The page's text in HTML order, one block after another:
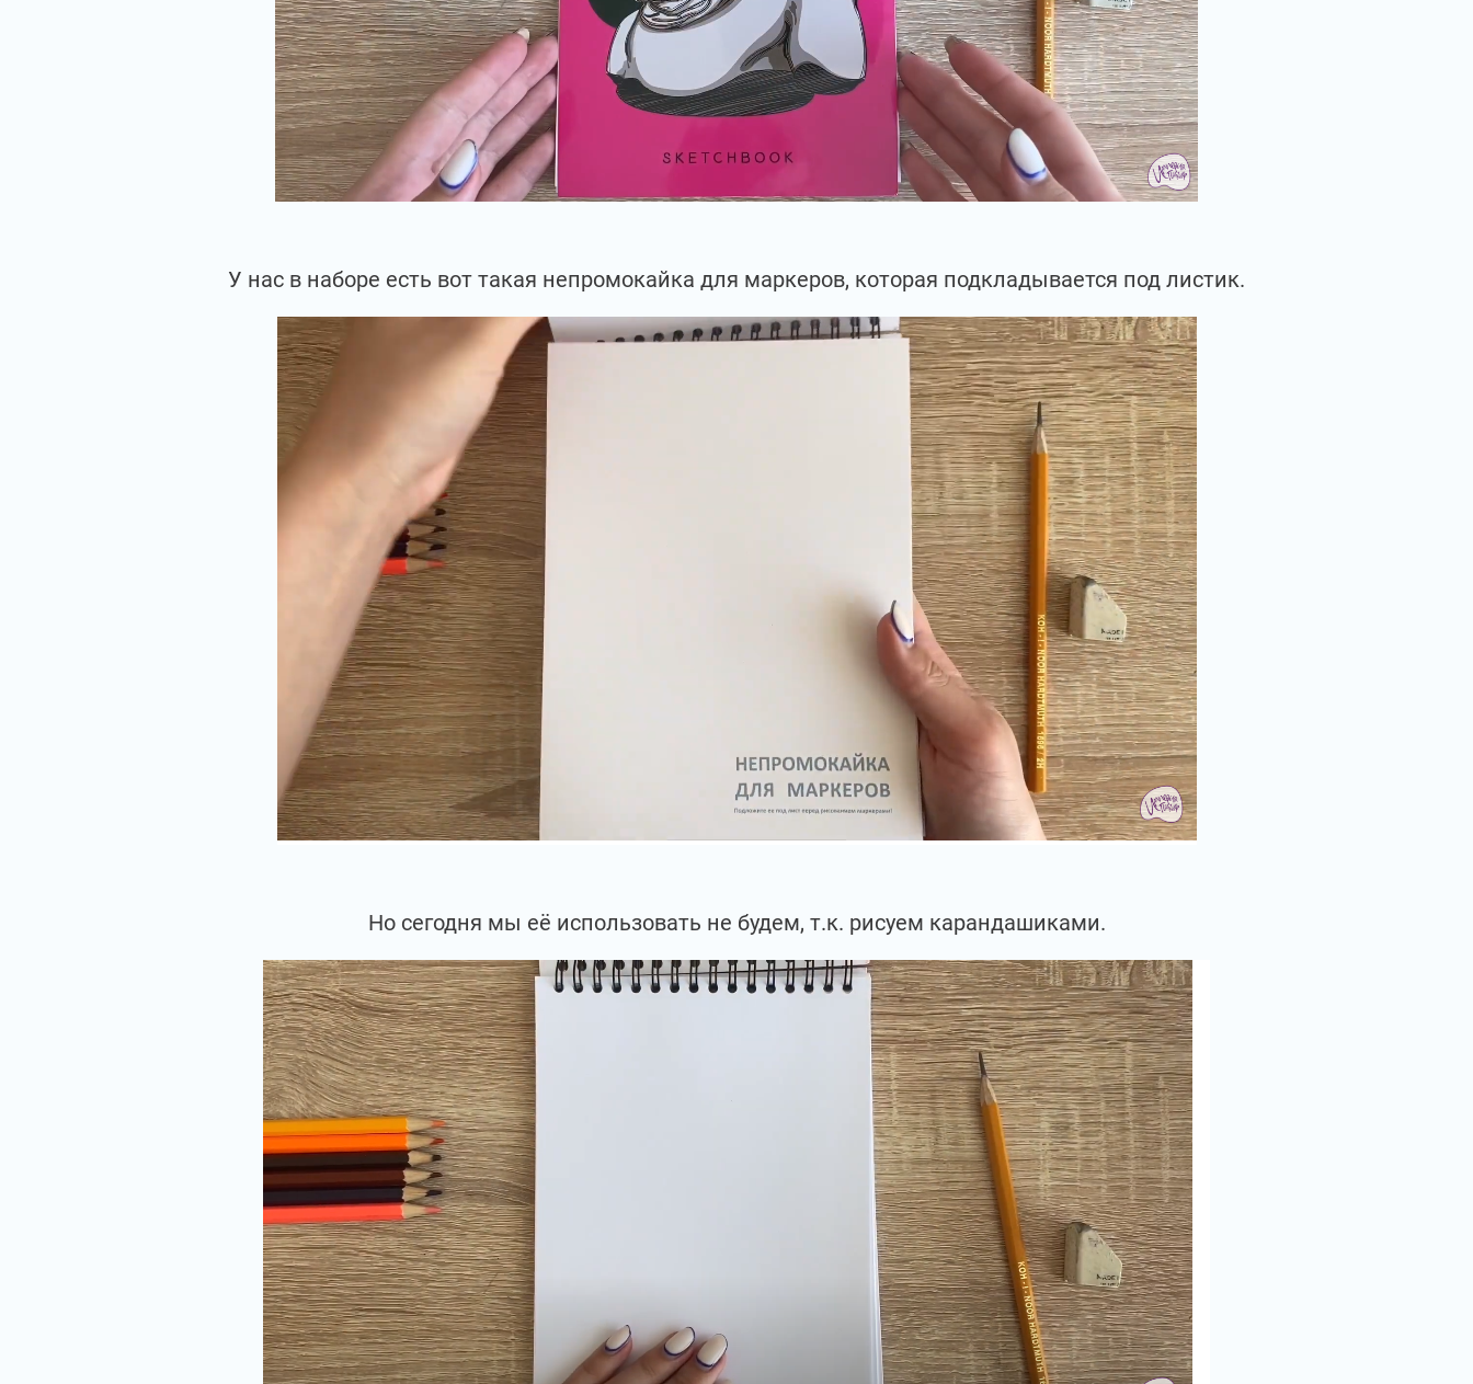
У нас в наборе есть вот такая непромокайка для маркеров, которая подкладывается под листик.
Но сегодня мы её использовать не будем, т.к. рисуем карандашиками.